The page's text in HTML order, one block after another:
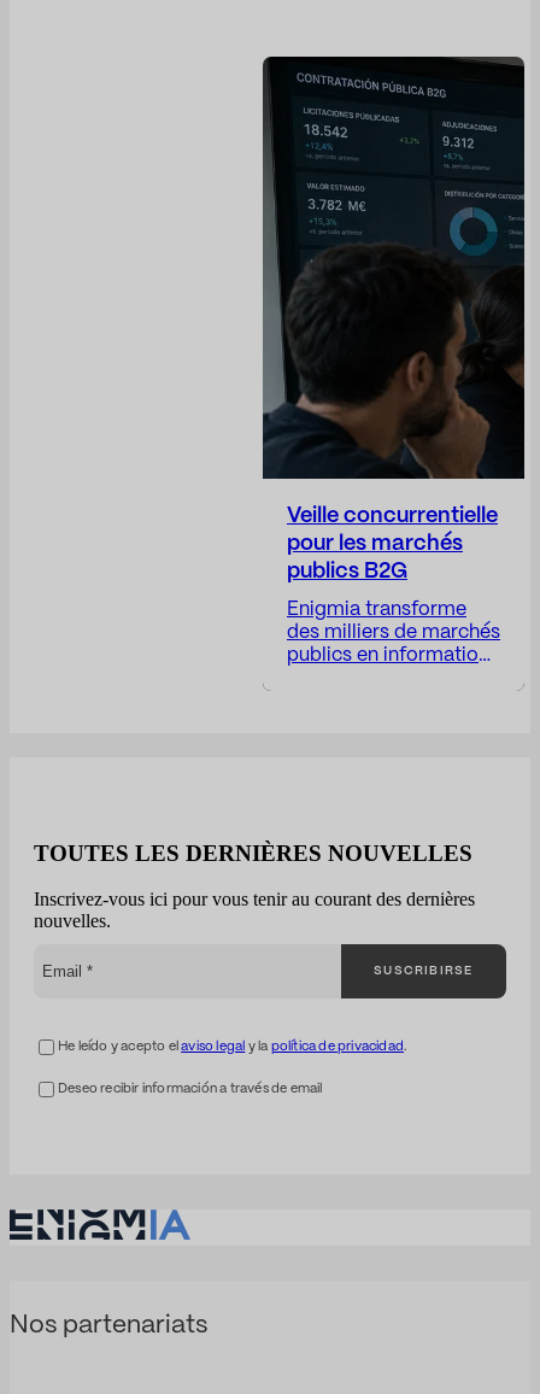
en plus stratégique,
mais leurs indicateurs
restent, dans bien des
cas, trop opérationnels.
Le directeur de la
communication joue un
rôle crucial pour
instaurer la confiance,
protéger la réputation
de l’entreprise,
anticiper les risques,
assurer la transparence
des décisions
stratégiques et
positionner l’entreprise.
Veille concurrentielle
pour les marchés
publics B2G
Enigmia transforme
des milliers de marchés
publics en informations
rares sont les
comprennent
plupart des entreprises
abordent les marchés
fragmentée : Enigmia
analyse complète…
TOUTES LES DERNIÈRES NOUVELLES
Inscrivez-vous ici pour vous tenir au courant des dernières
nouvelles.
He leído y acepto elaviso legal y la política de privacidad .
Deseo recibir información a través de email
SUSCRIBIRSE
Nos partenariats